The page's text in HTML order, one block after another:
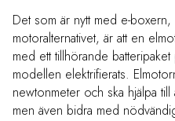
Det som är nytt med e-
motoralternativet, är att en
med ett tillhörande
modellen elektrifierats.
newtonmeter och ska hjälpa
men även bidra med